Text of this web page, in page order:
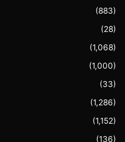
(883)
(28)
(1,068)
(1,000)
(33)
(1,286)
(1,152)
(136)